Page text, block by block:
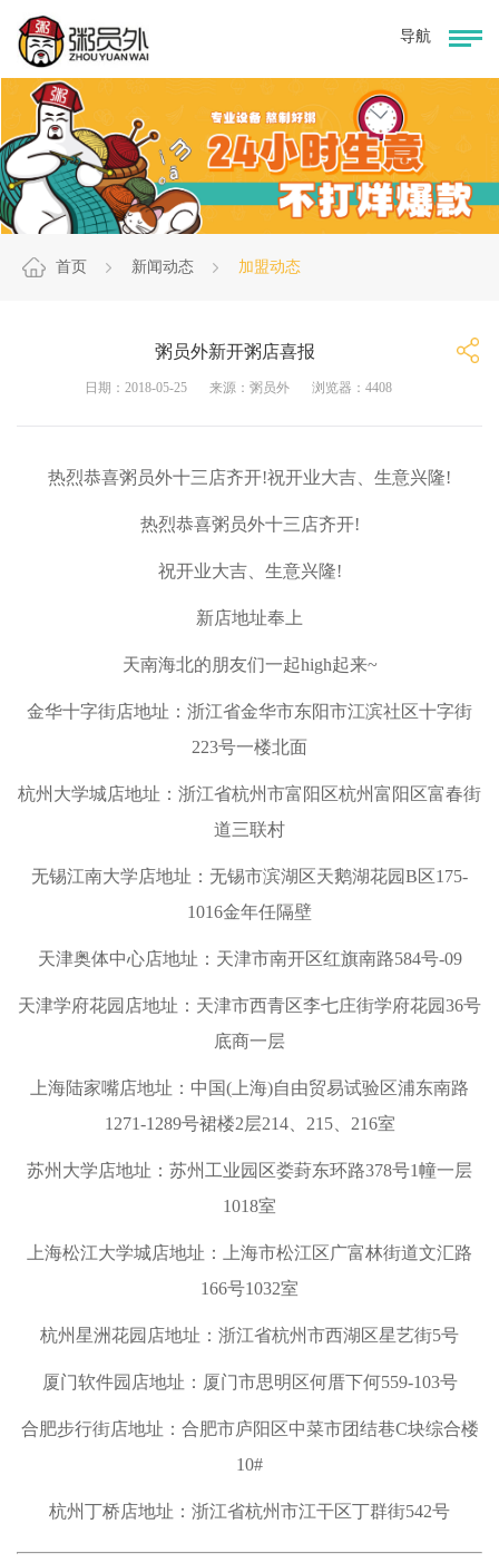
首页 新闻动态 加盟动态
粥员外新开粥店喜报
日期：2018-05-25 来源：粥员外 浏览器：4408
热烈恭喜粥员外十三店齐开!祝开业大吉、生意兴隆!
热烈恭喜粥员外十三店齐开!
祝开业大吉、生意兴隆!
新店地址奉上
天南海北的朋友们一起high起来~
金华十字街店地址：浙江省金华市东阳市江滨社区十字街
223号一楼北面
杭州大学城店地址：浙江省杭州市富阳区杭州富阳区富春街
道三联村
无锡江南大学店地址：无锡市滨湖区天鹅湖花园B区175-
1016金年任隔壁
天津奥体中心店地址：天津市南开区红旗南路584号-09
天津学府花园店地址：天津市西青区李七庄街学府花园36号
底商一层
上海陆家嘴店地址：中国(上海)自由贸易试验区浦东南路
1271-1289号裙楼2层214、215、216室
苏州大学店地址：苏州工业园区娄葑东环路378号1幢一层
1018室
上海松江大学城店地址：上海市松江区广富林街道文汇路
166号1032室
杭州星洲花园店地址：浙江省杭州市西湖区星艺街5号
厦门软件园店地址：厦门市思明区何厝下何559-103号
合肥步行街店地址：合肥市庐阳区中菜市团结巷C块综合楼
10#
杭州丁桥店地址：浙江省杭州市江干区丁群街542号